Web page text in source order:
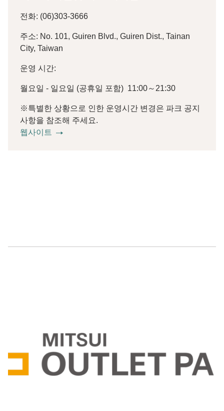
전화: (06)303-3666
주소: No. 101, Guiren Blvd., Guiren Dist., Tainan
City, Taiwan
운영 시간:
월요일 - 일요일 (공휴일 포함) 11:00～21:30
※특별한 상황으로 인한 운영시간 변경은 파크 공지
사항을 참조해 주세요.
웹사이트